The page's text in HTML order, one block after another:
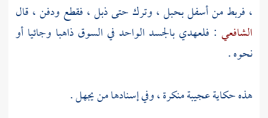
، فربط من أسفل بحبل ، وترك حتى ذبل ، فقطع ودفن ، قال
الشافعي : فلعهدي بالجسد الواحد في السوق ذاهبا وجائيا أو
نحوه .
هذه حكاية عجيبة منكرة ، وفي إسنادها من يجهل .